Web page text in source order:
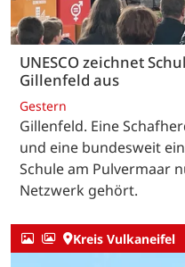
UNESCO zeichnet
Gillenfeld aus
Gestern
Gillenfeld. Eine
und eine bundesweit
Schule am Pulvermaar
Netzwerk gehört.
Kreis Vulkaneifel